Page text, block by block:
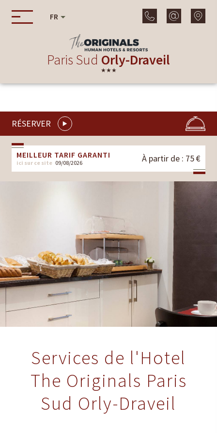
FR
Paris Sud Orly-Draveil
★★★
RÉSERVER
MEILLEUR TARIF GARANTI
ici sur ce site 09/08/2026 À partir de : 75 €
Services de l'Hotel
The Originals Paris
Sud Orly-Draveil